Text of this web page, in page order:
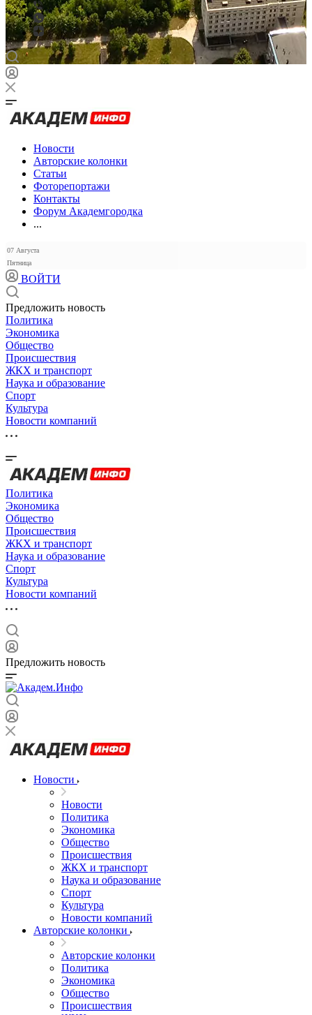
Новости
Авторские колонки
Статьи
Фоторепортажи
Контакты
Форум Академгородка
...
07 Августа
Пятница
ВОЙТИ
Предложить новость
Политика
Экономика
Общество
Происшествия
ЖКХ и транспорт
Наука и образование
Спорт
Культура
Новости компаний
Политика
Экономика
Общество
Происшествия
ЖКХ и транспорт
Наука и образование
Спорт
Культура
Новости компаний
Предложить новость
Новости
Новости
Политика
Экономика
Общество
Происшествия
ЖКХ и транспорт
Наука и образование
Спорт
Культура
Новости компаний
Авторские колонки
Авторские колонки
Политика
Экономика
Общество
Происшествия